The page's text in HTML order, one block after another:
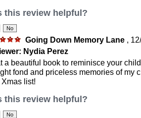
this review helpful?
Going Down Memory Lane ,
Nydia Perez
a beautiful book to reminisce your
fond and priceless memories of my
list!
this review helpful?